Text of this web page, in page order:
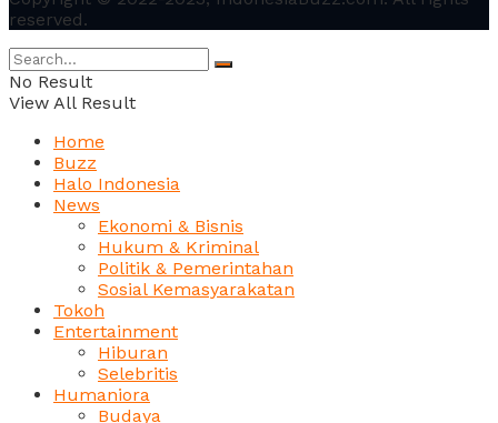
reserved.
No Result
View All Result
Home
Buzz
Halo Indonesia
News
Ekonomi & Bisnis
Hukum & Kriminal
Politik & Pemerintahan
Sosial Kemasyarakatan
Tokoh
Entertainment
Hiburan
Selebritis
Humaniora
Budaya